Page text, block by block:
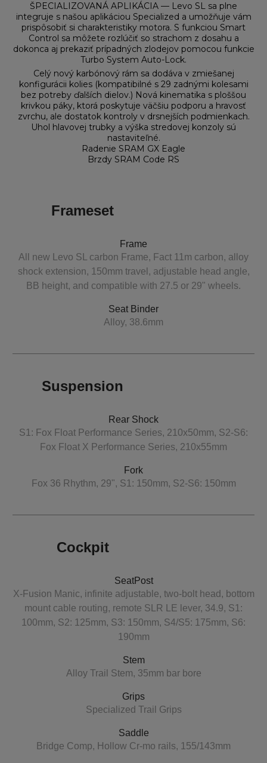
ŠPECIALIZOVANÁ APLIKÁCIA — Levo SL sa plne
integruje s našou aplikáciou Specialized a umožňuje vám
prispôsobiť si charakteristiky motora. S funkciou Smart
Control sa môžete rozlúčiť so strachom z dosahu a
dokonca aj prekaziť prípadných zlodejov pomocou funkcie
Turbo System Auto-Lock.
Celý nový karbónový rám sa dodáva v zmiešanej
konfigurácii kolies (kompatibilné s 29 zadnými kolesami
bez potreby ďalších dielov.) Nová kinematika s ploššou
krivkou páky, ktorá poskytuje väčšiu podporu a hravosť
zvrchu, ale dostatok kontroly v drsnejších podmienkach.
Uhol hlavovej trubky a výška stredovej konzoly sú
nastaviteľné.
Radenie SRAM GX Eagle
Brzdy SRAM Code RS
Frameset
Frame
All new Levo SL carbon Frame, Fact 11m carbon, alloy
shock extension, 150mm travel, adjustable head angle,
BB height, and compatible with 27.5 or 29" wheels.
Seat Binder
Alloy, 38.6mm
Suspension
Rear Shock
S1: Fox Float Performance Series, 210x50mm, S2-S6:
Fox Float X Performance Series, 210x55mm
Fork
Fox 36 Rhythm, 29", S1: 150mm, S2-S6: 150mm
Cockpit
SeatPost
X-Fusion Manic, infinite adjustable, two-bolt head, bottom
mount cable routing, remote SLR LE lever, 34.9, S1:
100mm, S2: 125mm, S3: 150mm, S4/S5: 175mm, S6:
190mm
Stem
Alloy Trail Stem, 35mm bar bore
Grips
Specialized Trail Grips
Saddle
Bridge Comp, Hollow Cr-mo rails, 155/143mm